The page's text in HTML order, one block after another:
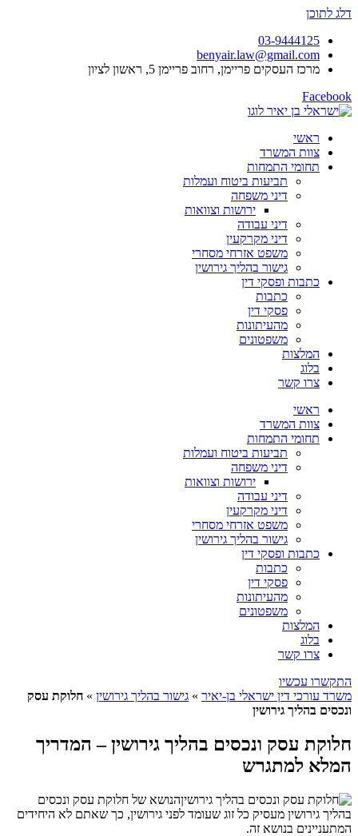
דלג לתוכן
03-9444125
benyair.law@gmail.com
מרכז העסקים פריימן, רחוב פריימן 5, ראשון לציון
Facebook
ראשי
צוות המשרד
תחומי התמחות
תביעות ביטוח ועמלות
דיני משפחה
ירושות וצוואות
דיני עבודה
דיני מקרקעין
משפט אזרחי מסחרי
גישור בהליך גירושין
כתבות ופסקי דין
כתבות
פסקי דין
מהעיתונות
משפטונים
המלצות
בלוג
צרו קשר
ראשי
צוות המשרד
תחומי התמחות
תביעות ביטוח ועמלות
דיני משפחה
ירושות וצוואות
דיני עבודה
דיני מקרקעין
משפט אזרחי מסחרי
גישור בהליך גירושין
כתבות ופסקי דין
כתבות
פסקי דין
מהעיתונות
משפטונים
המלצות
בלוג
צרו קשר
התקשרו עכשיו
משרד עורכי דין ישראלי בן-יאיר » גישור בהליך גירושין » חלוקת עסק
ונכסים בהליך גירושין
חלוקת עסק ונכסים בהליך גירושין– המדריך
המלא למתגרש
הנושא של חלוקת עסק ונכסים
בהליך גירושין מעסיק כל זוג שעומד לפני גירושין, כך שאתם לא היחידים
המתעניינים בנושא זה.